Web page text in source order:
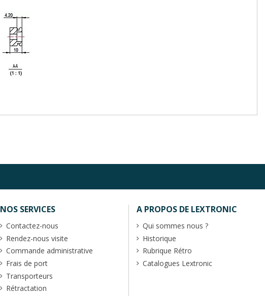
NOS SERVICES
Contactez-nous
Rendez-nous visite
Commande administrative
Frais de port
Transporteurs
Rétractation
A PROPOS DE LEXTRONIC
Qui sommes nous ?
Historique
Rubrique Rétro
Catalogues Lextronic